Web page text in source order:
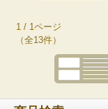
1 / 1ページ
（全13件）